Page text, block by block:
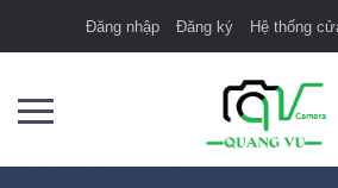
Đăng nhập Đăng ký Hệ thống